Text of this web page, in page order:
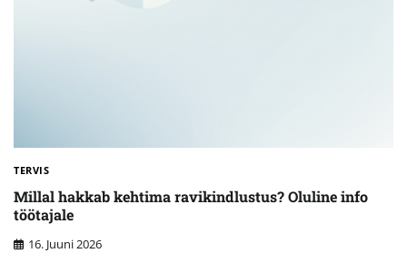
TERVIS
Millal hakkab kehtima ravikindlustus? Oluline info
töötajale
16. Juuni 2026